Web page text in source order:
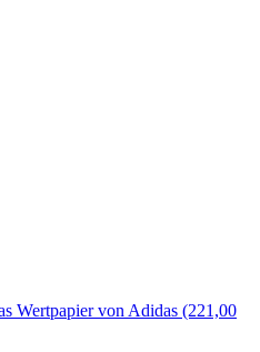
Wertpapier von Adidas (221,00